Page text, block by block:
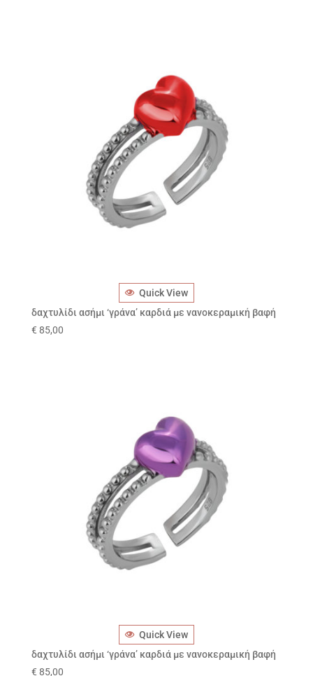
Quick View
δαχτυλίδι ασήμι ‘γράνα’ καρδιά με νανοκεραμική βαφή
€ 85,00
Quick View
δαχτυλίδι ασήμι ‘γράνα’ καρδιά με νανοκεραμική βαφή
€ 85,00